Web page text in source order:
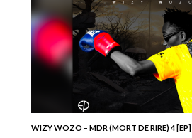
WIZY WOZO – MDR (MORT DE RIRE) 4 [EP]